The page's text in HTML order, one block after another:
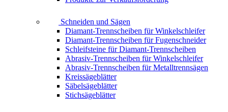
Schneiden und Sägen
Diamant-Trennscheiben für Winkelschleifer
Diamant-Trennscheiben für Fugenschneider
Schleifsteine für Diamant-Trennscheiben
Abrasiv-Trennscheiben für Winkelschleifer
Abrasiv-Trennscheiben für Metalltrennsägen
Kreissägeblätter
Säbelsägeblätter
Stichsägeblätter